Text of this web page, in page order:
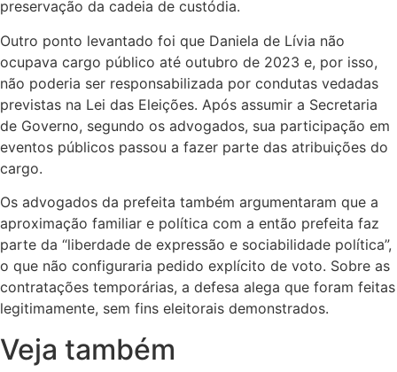
preservação da cadeia de custódia.
Outro ponto levantado foi que Daniela de Lívia não
ocupava cargo público até outubro de 2023 e, por isso,
não poderia ser responsabilizada por condutas vedadas
previstas na Lei das Eleições. Após assumir a Secretaria
de Governo, segundo os advogados, sua participação em
eventos públicos passou a fazer parte das atribuições do
cargo.
Os advogados da prefeita também argumentaram que a
aproximação familiar e política com a então prefeita faz
parte da “liberdade de expressão e sociabilidade política”,
o que não configuraria pedido explícito de voto. Sobre as
contratações temporárias, a defesa alega que foram feitas
legitimamente, sem fins eleitorais demonstrados.
Veja também